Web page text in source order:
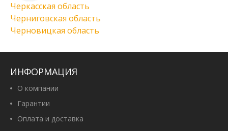
Черкасская область
Черниговская область
Черновицкая область
ИНФОРМАЦИЯ
О компании
Гарантии
Оплата и доставка